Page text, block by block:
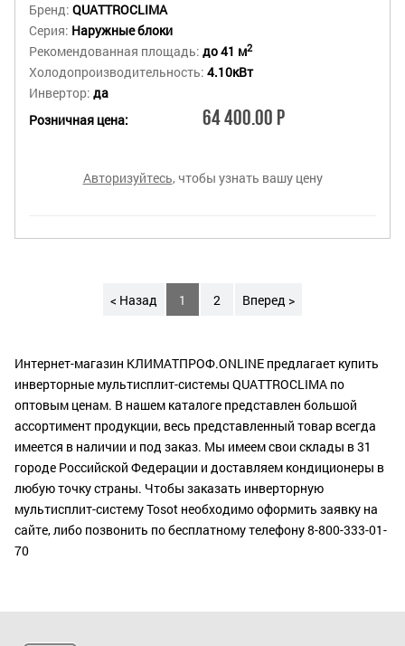
Бренд: QUATTROCLIMA
Серия: Наружные блоки
Рекомендованная площадь: до 41 м2
Холодопроизводительность: 4.10кВт
Инвертор: да
Розничная цена:
64 400.00 Р
Авторизуйтесь, чтобы узнать вашу цену
< Назад 1 2 Вперед >
Интернет-магазин КЛИМАТПРОФ.ONLINE предлагает купить
инверторные мультисплит-системы QUATTROCLIMA по
оптовым ценам. В нашем каталоге представлен большой
ассортимент продукции, весь представленный товар всегда
имеется в наличии и под заказ. Мы имеем свои склады в 31
городе Российской Федерации и доставляем кондиционеры в
любую точку страны. Чтобы заказать инверторную
мультисплит-систему Tosot необходимо оформить заявку на
сайте, либо позвонить по бесплатному телефону 8-800-333-01-
70